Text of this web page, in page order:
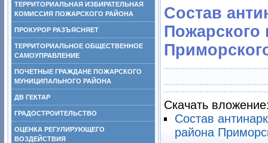
ТЕРРИТОРИАЛЬНАЯ ИЗБИРАТЕЛЬНАЯ
КОМИССИЯ ПОЖАРСКОГО РАЙОНА
ПРОКУРОР РАЗЪЯСНЯЕТ
ТЕРРИТОРИАЛЬНОЕ ОБЩЕСТВЕННОЕ
САМОУПРАВЛЕНИЕ
ПОЧЕТНЫЕ ГРАЖДАНЕ ПОЖАРСКОГО
МУНИЦИПАЛЬНОГО РАЙОНА
ДВ ГЕКТАР
ГРАДОСТРОИТЕЛЬСТВО
ОЦЕНКА РЕГУЛИРУЮЩЕГО
ВОЗДЕЙСТВИЯ
Состав
Пожарского
Скачать
Состав
района